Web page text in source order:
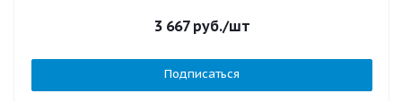
3 667руб./шт
Подписаться